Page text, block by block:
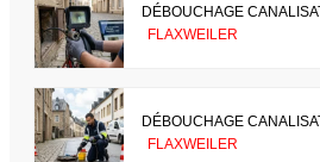
DÉBOUCHAGE
FLAXWEILER
DÉBOUCHAGE
FLAXWEILER